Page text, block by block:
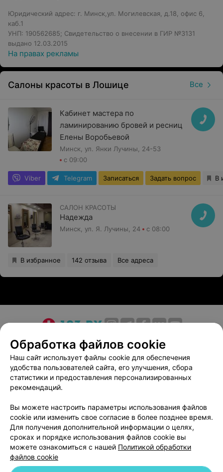
Юридический адрес: г. Минск,ул. Могилевская, д.18, офис 6,
каб.1
УНП: 190562685; Свидетельство о внесении в ГИР №3131
выдано 12.03.2015
На правах рекламы
Салоны красоты в Лошице Все
Кабинет мастера по
ламинированию бровей и ресниц
Елены Воробьевой
Минск, ул. Янки Лучины, 24-53
с 09:00
Viber Telegram Записаться Задать вопрос В
САЛОН КРАСОТЫ
Надежда
Минск, ул. Я. Лучины, 24 с 08:00
В избранное 142 отзыва Все адреса
О проекте Новости проекта
Размещение рекламы
Медицинский маркетинг
Публичный договор
Пользовательское соглашение
Способы оплаты
Вакансии
Партнеры
Написать в поддержку
Персональные настройки cookie
Обработка персональных данных
Обработка файлов cookie
Наш сайт использует файлы cookie для обеспечения
удобства пользователей сайта, его улучшения, сбора
статистики и предоставления персонализированных
рекомендаций.
Вы можете настроить параметры использования файлов
cookie или изменить свое согласие в более позднее время.
Для получения дополнительной информации о целях,
сроках и порядке использования файлов cookie вы
можете ознакомиться с нашей Политикой обработки
файлов cookie